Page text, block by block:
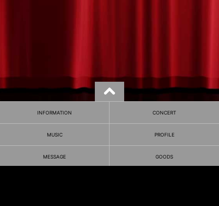
INFORMATION CONCERT
MUSIC PROFILE
MESSAGE GOODS